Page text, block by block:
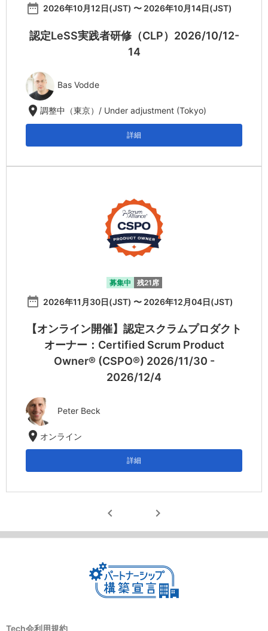
date_range 2026年10月12日(JST) 〜 2026年10月14日(JST)
認定LeSS実践者研修（CLP）2026/10/12-
14
Bas Vodde
location_on調整中（東京）/ Under adjustment (Tokyo)
詳細
募集中 残21席
date_range 2026年11月30日(JST) 〜 2026年12月04日(JST)
【オンライン開催】認定スクラムプロダクト
オーナー：Certified Scrum Product
Owner® (CSPO®) 2026/11/30 -
2026/12/4
Peter Beck
location_on オンライン
詳細
chevron_left chevron_right
Tech会利用規約